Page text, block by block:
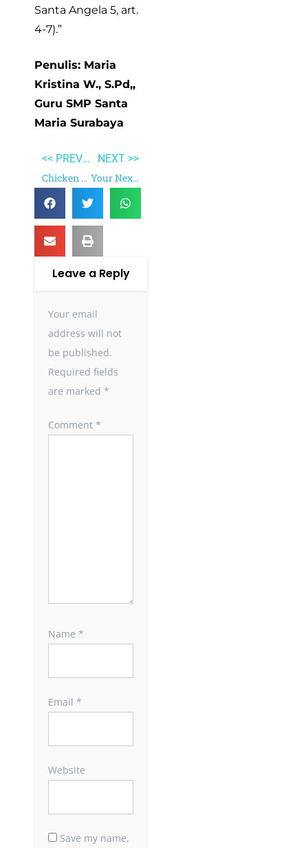
Santa Angela 5, art.
4-7).”
Penulis: Maria
Kristina W., S.Pd,,
Guru SMP Santa
Maria Surabaya
<< PREVIOUS
Chicken Soup for the Woman’s Soul
NEXT >>
Your Next Five Moves
Leave a Reply
Your email
address will not
be published.
Required fields
are marked *
Comment *
Name *
Email *
Website
Save my name,